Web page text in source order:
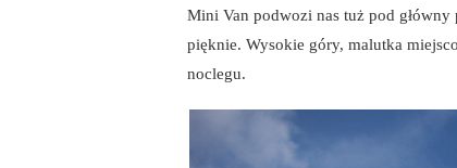
Mini Van podwozi nas tuż pod
pięknie. Wysokie góry, malutka
noclegu.